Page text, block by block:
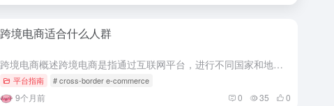
跨境电商适合什么人群
跨境电商概述跨境电商是指通过互联网平台，进行不同国家和地区之间的商业交易，它不仅包括商品的销售，还包括服务的提供。随着全球化的加速，跨境电商市场的发展不断壮大。以往，贸易往往局限于国与国之间的实体交易...
平台指南 # cross-border e-commerce
9个月前 0 35 0